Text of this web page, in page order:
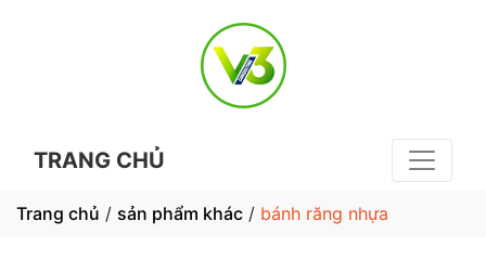
TRANG CHỦ
Trang chủ / sản phẩm khác / bánh răng nhựa